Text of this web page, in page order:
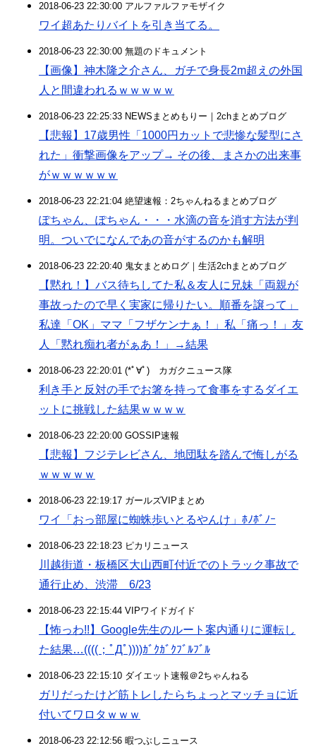
2018-06-23 22:30:00 アルファルファモザイク
ワイ超あたりバイトを引き当てる。
2018-06-23 22:30:00 無題のドキュメント
【画像】神木隆之介さん、ガチで身長2m超えの外国
人と間違われるｗｗｗｗｗ
2018-06-23 22:25:33 NEWSまとめもりー｜2chまとめブログ
【悲報】17歳男性「1000円カットで悲惨な髪型にさ
れた」衝撃画像をアップ→ その後、まさかの出来事
がｗｗｗｗｗｗ
2018-06-23 22:21:04 絶望速報：2ちゃんねるまとめブログ
ぽちゃん、ぽちゃん・・・水滴の音を消す方法が判
明。ついでになんであの音がするのかも解明
2018-06-23 22:20:40 鬼女まとめログ｜生活2chまとめブログ
【黙れ！】バス待ちしてた私＆友人に兄妹「両親が
事故ったので早く実家に帰りたい。順番を譲って」
私達「OK」ママ「フザケンナぁ！」私「痛っ！」友
人「黙れ痴れ者がぁあ！」→結果
2018-06-23 22:20:01 (*ﾟ∀ﾟ)ゞカガクニュース隊
利き手と反対の手でお箸を持って食事をするダイエ
ットに挑戦した結果ｗｗｗｗ
2018-06-23 22:20:00 GOSSIP速報
【悲報】フジテレビさん、地団駄を踏んで悔しがる
ｗｗｗｗｗ
2018-06-23 22:19:17 ガールズVIPまとめ
ワイ「おっ部屋に蜘蛛歩いとるやんけ」ﾎﾉﾎﾞﾉｰ
2018-06-23 22:18:23 ピカリニュース
川越街道・板橋区大山西町付近でのトラック事故で
通行止め、渋滞 6/23
2018-06-23 22:15:44 VIPワイドガイド
【怖っわ!!】Google先生のルート案内通りに運転し
た結果…((((；ﾟДﾟ))))ｶﾞｸｶﾞｸﾌﾞﾙﾌﾞﾙ
2018-06-23 22:15:10 ダイエット速報＠2ちゃんねる
ガリだったけど筋トレしたらちょっとマッチョに近
付いてワロタｗｗｗ
2018-06-23 22:12:56 暇つぶしニュース